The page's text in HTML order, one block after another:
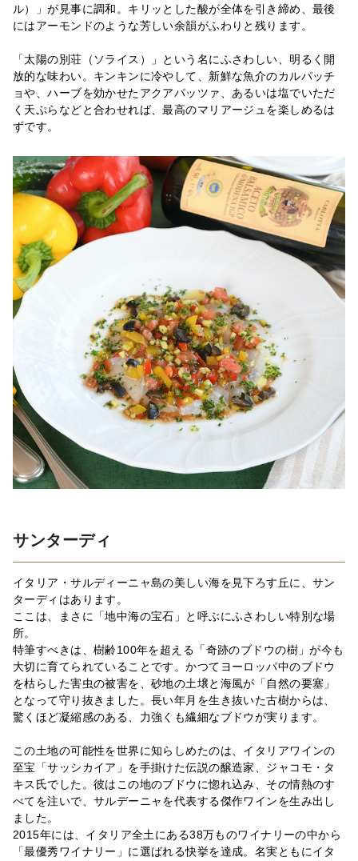
ル）」が見事に調和。キリッとした酸が全体を引き締め、最後
にはアーモンドのような芳しい余韻がふわりと残ります。
「太陽の別荘（ソライス）」という名にふさわしい、明るく開
放的な味わい。キンキンに冷やして、新鮮な魚介のカルパッチ
ョや、ハーブを効かせたアクアパッツァ、あるいは塩でいただ
く天ぷらなどと合わせれば、最高のマリアージュを楽しめるは
ずです。
サンターディ
イタリア・サルディーニャ島の美しい海を見下ろす丘に、サン
ターディはあります。
ここは、まさに「地中海の宝石」と呼ぶにふさわしい特別な場
所。
特筆すべきは、樹齢100年を超える「奇跡のブドウの樹」が今も
大切に育てられていることです。かつてヨーロッパ中のブドウ
を枯らした害虫の被害を、砂地の土壌と海風が「自然の要塞」
となって守り抜きました。長い年月を生き抜いた古樹からは、
驚くほど凝縮感のある、力強くも繊細なブドウが実ります。
この土地の可能性を世界に知らしめたのは、イタリアワインの
至宝「サッシカイア」を手掛けた伝説の醸造家、ジャコモ・タ
キス氏でした。彼はこの地のブドウに惚れ込み、その情熱のす
べてを注いで、サルデーニャを代表する傑作ワインを生み出し
ました。
2015年には、イタリア全土にある38万ものワイナリーの中から
「最優秀ワイナリー」に選ばれる快挙を達成。名実ともにイタ